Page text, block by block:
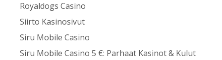
Royaldogs Casino
Siirto Kasinosivut
Siru Mobile Casino
Siru Mobile Casino 5 €: Parhaat Kasinot & Kulut